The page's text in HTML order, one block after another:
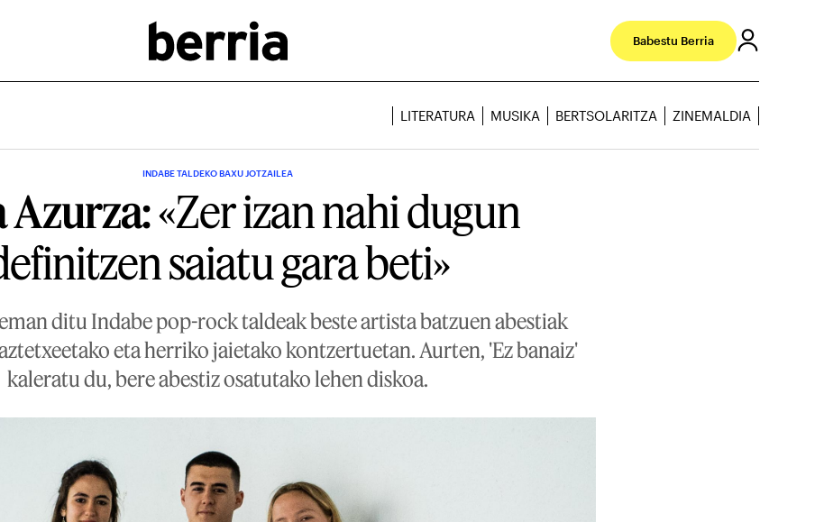
Babestu Berria
LITERATURA MUSIKA BERTSOLARITZA ZINEMALDIA
INDABE TALDEKO BAXU JOTZAILEA
Azurza:«Zer izan nahi dugun
saiatu gara beti»
ditu Indabe pop-rock taldeak beste artista batzuen abestiak
eta herriko jaietako kontzertuetan. Aurten, 'Ez banaiz'
kaleratu du, bere abestiz osatutako lehen diskoa.